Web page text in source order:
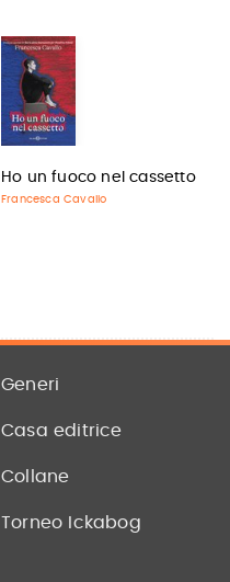
Ho un fuoco nel cassetto
Francesca Cavallo
Generi
Casa editrice
Collane
Torneo Ickabog